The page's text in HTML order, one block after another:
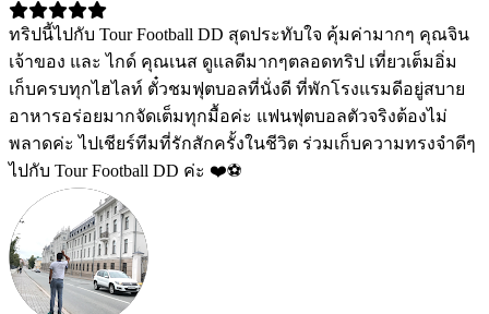
ทริปนี้ไปกับ Tour Football DD สุดประทับใจ คุ้มค่ามากๆ คุณจิน
เจ้าของ และ ไกด์ คุณเนส ดูแลดีมากๆตลอดทริป เที่ยวเต็มอิ่ม
เก็บครบทุกไฮไลท์ ตั๋วชมฟุตบอลที่นั่งดี ที่พักโรงแรมดีอยู่สบาย
อาหารอร่อยมากจัดเต็มทุกมื้อค่ะ แฟนฟุตบอลตัวจริงต้องไม่
พลาดค่ะ ไปเชียร์ทีมที่รักสักครั้งในชีวิต ร่วมเก็บความทรงจำดีๆ
ไปกับ Tour Football DD ค่ะ ❤️⚽️